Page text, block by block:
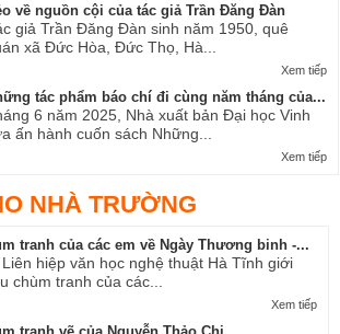
về nguồn cội của tác giả Trần Đăng Đàn
giả Trần Đăng Đàn sinh năm 1950, quê
xã Đức Hòa, Đức Thọ, Hà...
Xem tiếp
tác phẩm báo chí đi cùng năm tháng của...
6 năm 2025, Nhà xuất bản Đại học Vinh
ấn hành cuốn sách Những...
Xem tiếp
NHÀ TRƯỜNG
tranh của các em về Ngày Thương binh -...
Liên hiệp văn học nghệ thuật Hà Tĩnh giới
chùm tranh của các...
Xem tiếp